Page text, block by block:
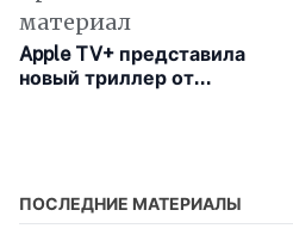
материал
Apple TV+ представила
новый триллер от
ПОСЛЕДНИЕ МАТЕРИАЛЫ